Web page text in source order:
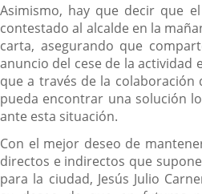
Asimismo, hay que decir que
contestado al alcalde en la
carta, asegurando que
anuncio del cese de la actividad
que a través de la colaboración
pueda encontrar una solución
ante esta situación.
Con el mejor deseo de
directos e indirectos que
para la ciudad, Jesús Julio